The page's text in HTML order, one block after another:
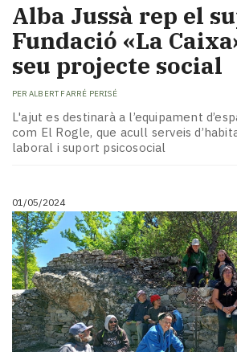
Alba Jussà rep el
Fundació «La
seu projecte social
PER ALBERT FARRÉ PERISÉ
L'ajut es destinarà a l’equipament
com El Rogle, que acull serveis
laboral i suport psicosocial
01/05/2024